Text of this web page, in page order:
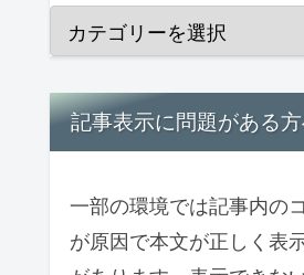
記事表示に問題がある
一部の環境では記事内の
が原因で本文が正しく表